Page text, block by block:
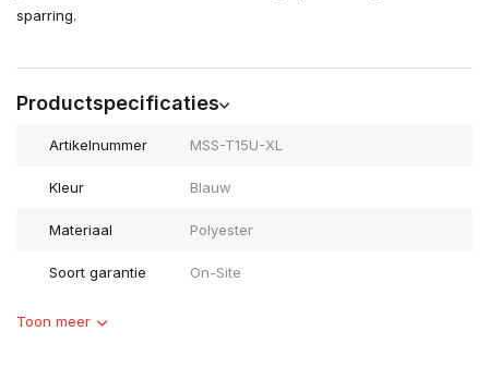
sparring.
Productspecificaties
Artikelnummer MSS-T15U-XL
Kleur Blauw
Materiaal Polyester
Soort garantie On-Site
Toon meer